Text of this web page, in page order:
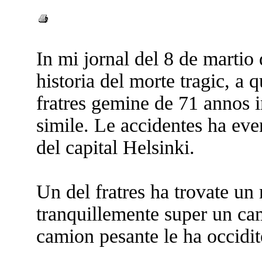
In mi jornal del 8 de martio
historia del morte tragic, a
fratres gemine de 71 annos
simile. Le accidentes ha
del capital Helsinki.
Un del fratres ha trovate
tranquillemente super un
camion pesante le ha